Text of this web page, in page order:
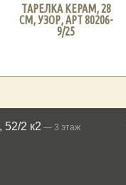
ТАРЕЛКА КЕРАМ, 28
СМ, УЗОР, АРТ 80206-
9/25